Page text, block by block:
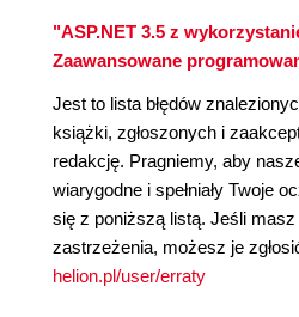
"ASP.NET 3.5 z
Zaawansowane
Jest to lista błędów
książki, zgłoszonych i
redakcję. Pragniemy, aby
wiarygodne i spełniały Twoje
się z poniższą listą. Jeśli
zastrzeżenia, możesz je
helion.pl/user/erraty